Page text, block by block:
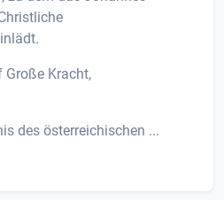
Große Kracht,
des österreichischen ...